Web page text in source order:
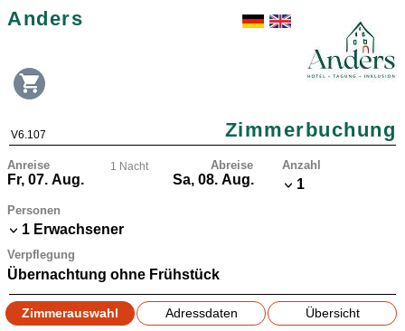
Anders
V6.107 Zimmerbuchung
Anreise Abreise
1 Nacht Anzahl
1
Personen
1 Erwachsener
Verpflegung
Übernachtung ohne Frühstück
Zimmerauswahl Adressdaten Übersicht